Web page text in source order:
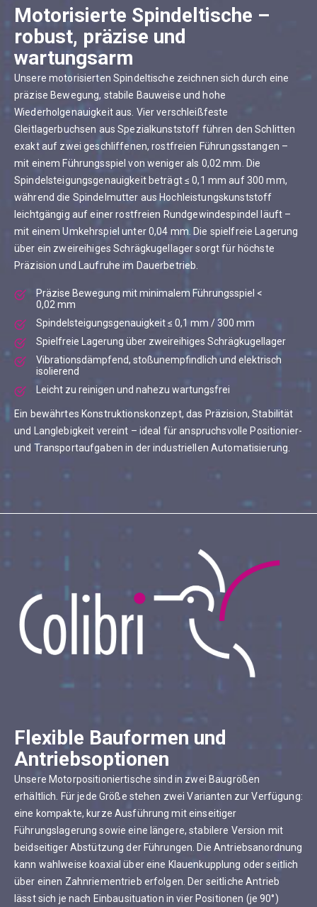
Motorisierte Spindeltische –
robust, präzise und
wartungsarm
Unsere motorisierten Spindeltische zeichnen sich durch eine
präzise Bewegung, stabile Bauweise und hohe
Wiederholgenauigkeit aus. Vier verschleißfeste
Gleitlagerbuchsen aus Spezialkunststoff führen den Schlitten
exakt auf zwei geschliffenen, rostfreien Führungsstangen –
mit einem Führungsspiel von weniger als 0,02 mm. Die
Spindelsteigungsgenauigkeit beträgt ≤ 0,1 mm auf 300 mm,
während die Spindelmutter aus Hochleistungskunststoff
leichtgängig auf einer rostfreien Rundgewindespindel läuft –
mit einem Umkehrspiel unter 0,04 mm. Die spielfreie Lagerung
über ein zweireihiges Schrägkugellager sorgt für höchste
Präzision und Laufruhe im Dauerbetrieb.
Präzise Bewegung mit minimalem Führungsspiel <
0,02 mm
Spindelsteigungsgenauigkeit ≤ 0,1 mm / 300 mm
Spielfreie Lagerung über zweireihiges Schrägkugellager
Vibrationsdämpfend, stoßunempfindlich und elektrisch
isolierend
Leicht zu reinigen und nahezu wartungsfrei
Ein bewährtes Konstruktionskonzept, das Präzision, Stabilität
und Langlebigkeit vereint – ideal für anspruchsvolle Positionier-
und Transportaufgaben in der industriellen Automatisierung.
Flexible Bauformen und
Antriebsoptionen
Unsere Motorpositioniertische sind in zwei Baugrößen
erhältlich. Für jede Größe stehen zwei Varianten zur Verfügung:
eine kompakte, kurze Ausführung mit einseitiger
Führungslagerung sowie eine längere, stabilere Version mit
beidseitiger Abstützung der Führungen. Die Antriebsanordnung
kann wahlweise koaxial über eine Klauenkupplung oder seitlich
über einen Zahnriementrieb erfolgen. Der seitliche Antrieb
lässt sich je nach Einbausituation in vier Positionen (je 90°)